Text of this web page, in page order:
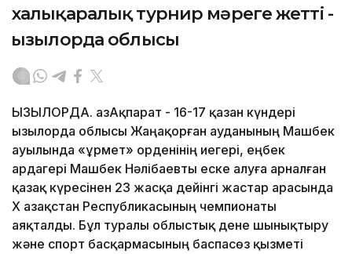
халықаралық турнир мәреге жетті -
Қызылорда облысы
ҚЫЗЫЛОРДА. ҚазАқпарат - 16-17 қазан күндері
Қызылорда облысы Жаңақорған ауданының Машбек
ауылында «Құрмет» орденінің иегері, еңбек
ардагері Машбек Нәлібаевты еске алуға арналған
қазақ күресінен 23 жасқа дейінгі жастар арасында
X Қазақстан Республикасының чемпионаты
аяқталды. Бұл туралы облыстық дене шынықтыру
және спорт басқармасының баспасөз қызметі